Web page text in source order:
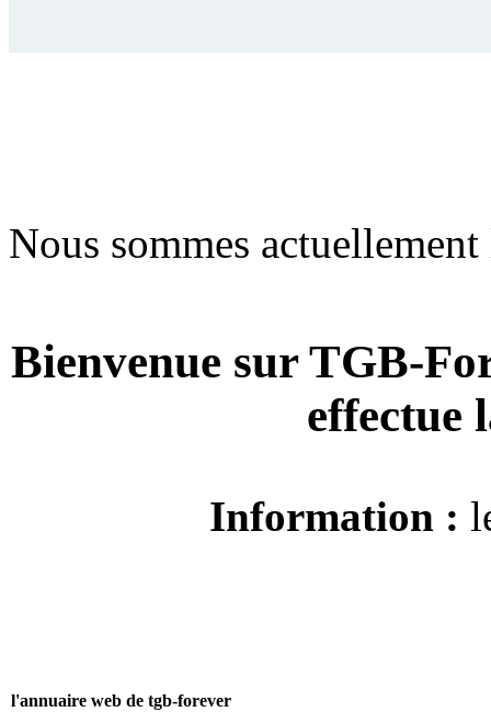
Nous sommes
Bienvenue sur TGB-
Information :
l'annuaire web de tgb-forever